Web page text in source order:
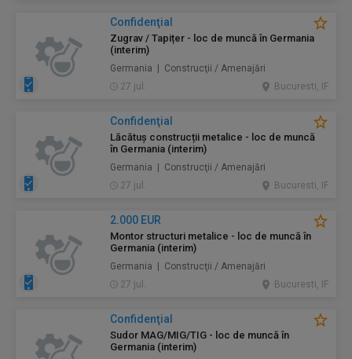
Confidenţial
Zugrav / Tapițer - loc de muncă în Germania
(interim)
Germania | Construcţii / Amenajări
27 jul.
Bucuresti, IF
Confidenţial
Lăcătuș construcții metalice - loc de muncă
în Germania (interim)
Germania | Construcţii / Amenajări
27 jul.
Bucuresti, IF
2.000 EUR
Montor structuri metalice - loc de muncă în
Germania (interim)
Germania | Construcţii / Amenajări
27 jul.
Bucuresti, IF
Confidenţial
Sudor MAG/MIG/TIG - loc de muncă în
Germania (interim)